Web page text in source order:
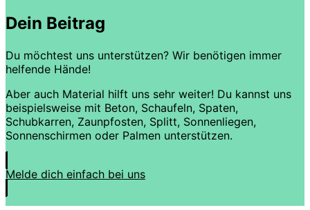
Dein Beitrag
Du möchtest uns unterstützen? Wir benötigen immer
helfende Hände!
Aber auch Material hilft uns sehr weiter! Du kannst uns
beispielsweise mit Beton, Schaufeln, Spaten,
Schubkarren, Zaunpfosten, Splitt, Sonnenliegen,
Sonnenschirmen oder Palmen unterstützen.
Melde dich einfach bei uns